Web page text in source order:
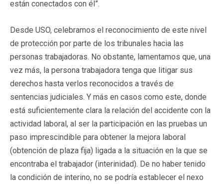
están conectados con él”.
Desde USO, celebramos el reconocimiento de este nivel
de protección por parte de los tribunales hacia las
personas trabajadoras. No obstante, lamentamos que, una
vez más, la persona trabajadora tenga que litigar sus
derechos hasta verlos reconocidos a través de
sentencias judiciales. Y más en casos como este, donde
está suficientemente clara la relación del accidente con la
actividad laboral, al ser la participación en las pruebas un
paso imprescindible para obtener la mejora laboral
(obtención de plaza fija) ligada a la situación en la que se
encontraba el trabajador (interinidad). De no haber tenido
la condición de interino, no se podría establecer el nexo